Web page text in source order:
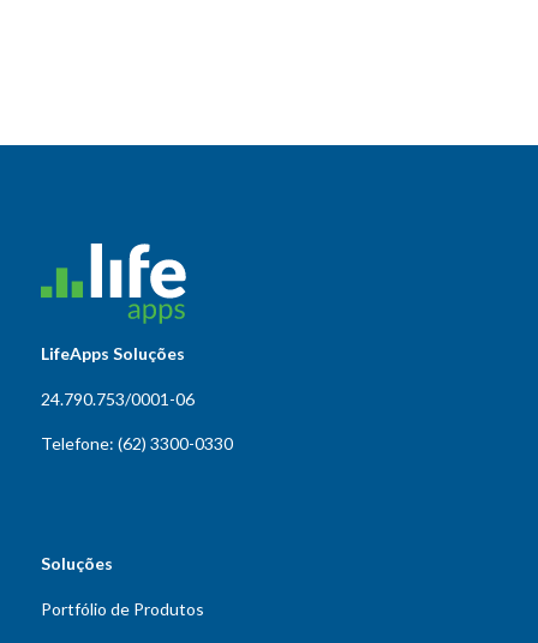
LifeApps Soluções
24.790.753/0001-06
Telefone: (62) 3300-0330
Soluções
Portfólio de Produtos